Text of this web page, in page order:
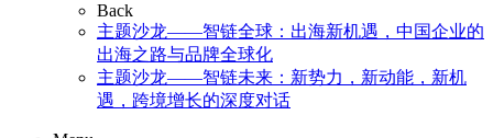
Back
主题沙龙——智链全球：出海新机遇，中国企业的
出海之路与品牌全球化
主题沙龙——智链未来：新势力，新动能，新机
遇，跨境增长的深度对话